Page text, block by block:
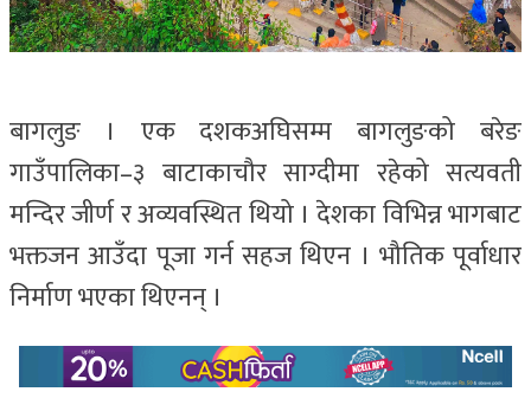
बागलुङ । एक दशकअघिसम्म बागलुङको बरेङ
गाउँपालिका–३ बाटाकाचौर साग्दीमा रहेको सत्यवती
मन्दिर जीर्ण र अव्यवस्थित थियो । देशका विभिन्न भागबाट
भक्तजन आउँदा पूजा गर्न सहज थिएन । भौतिक पूर्वाधार
निर्माण भएका थिएनन् ।